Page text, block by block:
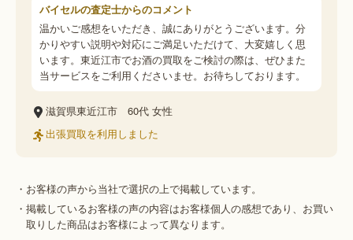
バイセルの査定士からのコメント
温かいご感想をいただき、誠にありがとうございます。分
かりやすい説明や対応にご満足いただけて、大変嬉しく思
います。東近江市でお酒の買取をご検討の際は、ぜひまた
当サービスをご利用くださいませ。お待ちしております。
滋賀県東近江市 60代 女性
出張買取を利用しました
・お客様の声から当社で選択の上で掲載しています。
・掲載しているお客様の声の内容はお客様個人の感想であり、お買い
取りした商品はお客様によって異なります。